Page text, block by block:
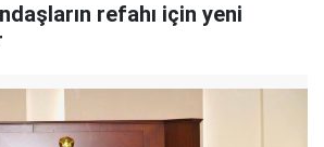
refahı için yeni